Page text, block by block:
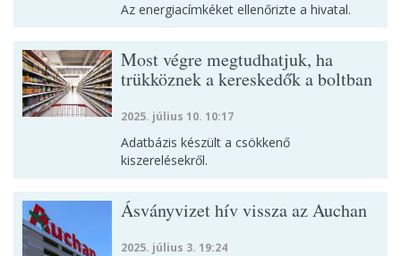
Az energiacímkéket ellenőrizte a hivatal.
Most végre megtudhatjuk, ha
trükköznek a kereskedők a boltban
2025. július 10. 10:17
Adatbázis készült a csökkenő
kiszerelésekről.
Ásványvizet hív vissza az Auchan
2025. július 3. 19:24